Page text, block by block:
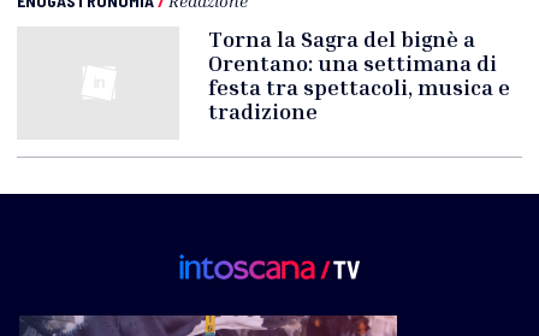
Torna la Sagra del bignè a
Orentano: una settimana di
festa tra spettacoli, musica e
tradizione